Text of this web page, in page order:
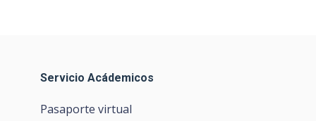
Servicio Acádemicos
Pasaporte virtual